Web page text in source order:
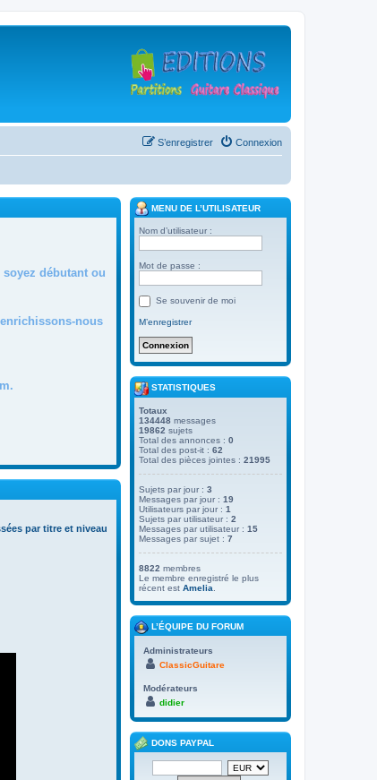
Connexion
S’enregistrer
débutant ou
nous
par titre et niveau
MENU DE L’UTILISATEUR
Nom d’utilisateur :
Mot de passe :
Se souvenir de moi
M’enregistrer
STATISTIQUES
Totaux
134448 messages
19862 sujets
Total des annonces : 0
Total des post-it : 62
Total des pièces jointes : 21995
Sujets par jour : 3
Messages par jour : 19
Utilisateurs par jour : 1
Sujets par utilisateur : 2
Messages par utilisateur : 15
Messages par sujet : 7
8822 membres
Le membre enregistré le plus
récent est Amelia
L’ÉQUIPE DU FORUM
Administrateurs
ClassicGuitare
Modérateurs
didier
DONS PAYPAL